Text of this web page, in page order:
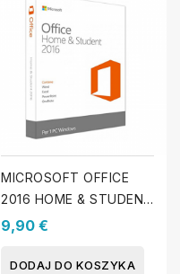
MICROSOFT OFFICE
2016 HOME & STUDENT
(WINDOWS)
9,90 €
DODAJ DO KOSZYKA